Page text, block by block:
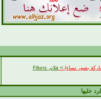
بصور نساء) > فلاتر Filters
عليها